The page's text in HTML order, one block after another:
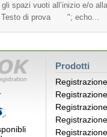
spazi vuoti all’inizio e/o
di prova "; echo...
Prodotti